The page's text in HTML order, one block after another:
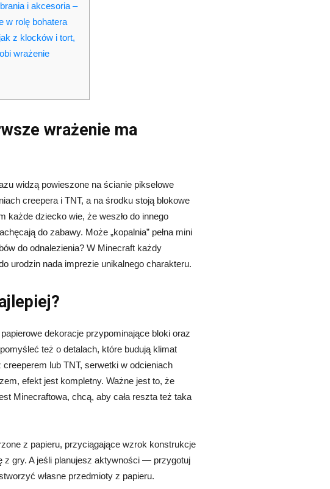
i akcesoria –
w rolę bohatera
z klocków i tort,
wrażenie
wrażenie ma
widzą powieszone na ścianie pikselowe
creepera i TNT, a na środku stoją blokowe
każde dziecko wie, że weszło do innego
do zabawy. Może „kopalnia” pełna mini
do odnalezienia? W Minecraft każdy
urodzin nada imprezie unikalnego charakteru.
dekoracje przypominające bloki oraz
też o detalach, które budują klimat
lub TNT, serwetki w odcieniach
efekt jest kompletny. Ważne jest to, że
Minecraftowa, chcą, aby cała reszta też taka
z papieru, przyciągające wzrok konstrukcje
gry. A jeśli planujesz aktywności — przygotuj
własne przedmioty z papieru.